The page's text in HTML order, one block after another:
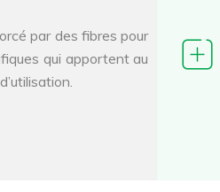
par des fibres pour
qui apportent au